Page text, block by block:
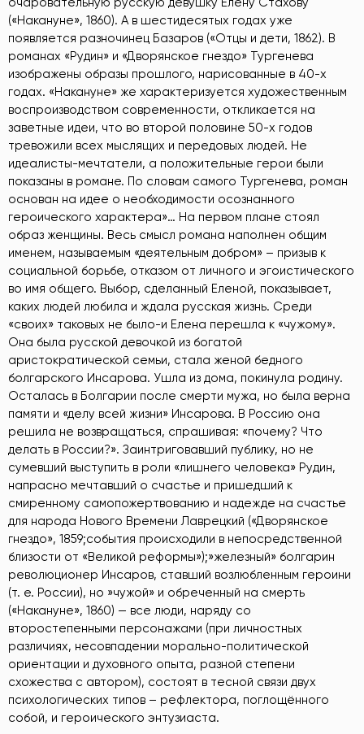
(«Накануне», 1860). А в шестидесятых годах уже
появляется разночинец Базаров («Отцы и дети, 1862). В
романах «Рудин» и «Дворянское гнездо» Тургенева
изображены образы прошлого, нарисованные в 40-х
годах. «Накануне» же характеризуется художественным
воспроизводством современности, откликается на
заветные идеи, что во второй половине 50-х годов
тревожили всех мыслящих и передовых людей. Не
идеалисты-мечтатели, а положительные герои были
показаны в романе. По словам самого Тургенева, роман
основан на идее о необходимости осознанного
героического характера»… На первом плане стоял
образ женщины. Весь смысл романа наполнен общим
именем, называемым «деятельным добром» – призыв к
социальной борьбе, отказом от личного и эгоистического
во имя общего. Выбор, сделанный Еленой, показывает,
каких людей любила и ждала русская жизнь. Среди
«своих» таковых не было-и Елена перешла к «чужому».
Она была русской девочкой из богатой
аристократической семьи, стала женой бедного
болгарского Инсарова. Ушла из дома, покинула родину.
Осталась в Болгарии после смерти мужа, но была верна
памяти и «делу всей жизни» Инсарова. В Россию она
решила не возвращаться, спрашивая: «почему? Что
делать в России?». Заинтриговавший публику, но не
сумевший выступить в роли «лишнего человека» Рудин,
напрасно мечтавший о счастье и пришедший к
смиренному самопожертвованию и надежде на счастье
для народа Нового Времени Лаврецкий («Дворянское
гнездо», 1859;события происходили в непосредственной
близости от «Великой реформы»);»железный» болгарин
революционер Инсаров, ставший возлюбленным героини
(т. е. России), но »чужой» и обреченный на смерть
(«Накануне», 1860) — все люди, наряду со
второстепенными персонажами (при личностных
различиях, несовпадении морально-политической
ориентации и духовного опыта, разной степени
схожества с автором), состоят в тесной связи двух
психологических типов – рефлектора, поглощённого
собой, и героического энтузиаста.